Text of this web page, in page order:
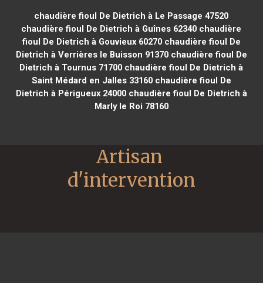
chaudière fioul De Dietrich à Le Passage 47520
chaudière fioul De Dietrich à Guînes 62340 chaudière
fioul De Dietrich à Gouvieux 60270chaudière fioul De
Dietrich à Verrières le Buisson 91370chaudière fioul De
Dietrich à Tournus 71700 chaudière fioul De Dietrich à
Saint Médard en Jalles 33160chaudière fioul De
Dietrich à Périgueux 24000chaudière fioul De Dietrich à
Marly le Roi 78160
Artisan
d'intervention